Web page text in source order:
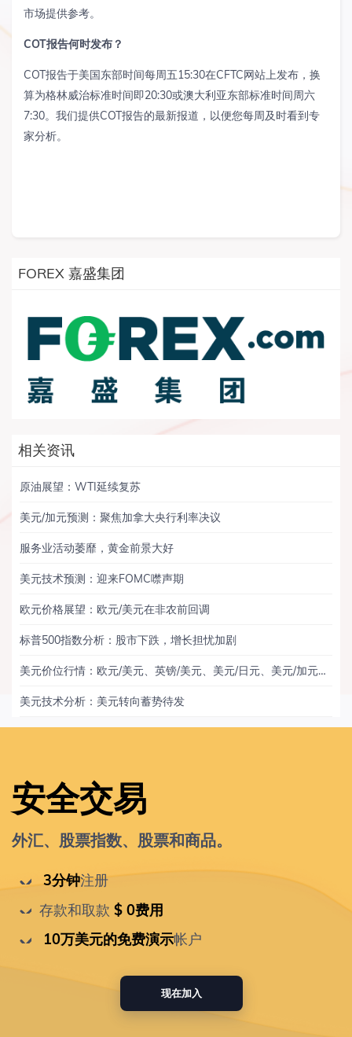
市场提供参考。
COT报告何时发布？
COT报告于美国东部时间每周五15:30在CFTC网站上发布，换
算为格林威治标准时间即20:30或澳大利亚东部标准时间周六
7:30。我们提供COT报告的最新报道，以便您每周及时看到专
家分析。
FOREX 嘉盛集团
相关资讯
原油展望：WTI延续复苏
美元/加元预测：聚焦加拿大央行利率决议
服务业活动萎靡，黄金前景大好
美元技术预测：迎来FOMC噤声期
欧元价格展望：欧元/美元在非农前回调
标普500指数分析：股市下跌，增长担忧加剧
美元价位行情：欧元/美元、英镑/美元、美元/日元、美元/加元、黄金
美元技术分析：美元转向蓄势待发
安全交易
外汇、股票指数、股票和商品。
3分钟注册
存款和取款 $ 0费用
10万美元的免费演示帐户
现在加入